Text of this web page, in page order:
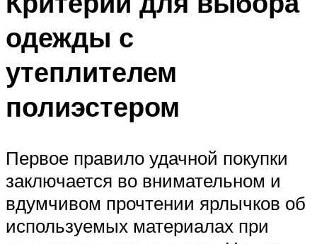
одежды с
утеплителем
полиэстером
Первое правило удачной покупки
заключается во внимательном и
вдумчивом прочтении ярлычков об
используемых материалах при